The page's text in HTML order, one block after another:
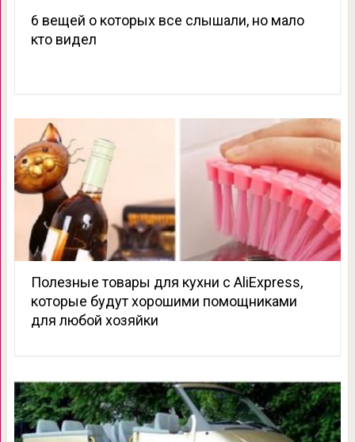
6 вещей о которых все слышали, но мало
кто видел
Полезные товары для кухни с AliExpress,
которые будут хорошими помощниками
для любой хозяйки